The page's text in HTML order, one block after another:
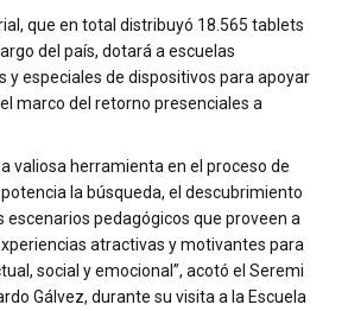
que en total distribuyó 18.565 tablets
del país, dotará a escuelas
y especiales de dispositivos para apoyar
marco del retorno presenciales a
valiosa herramienta en el proceso de
la búsqueda, el descubrimiento
escenarios pedagógicos que proveen a
atractivas y motivantes para
social y emocional”, acotó el Seremi
Gálvez, durante su visita a la Escuela